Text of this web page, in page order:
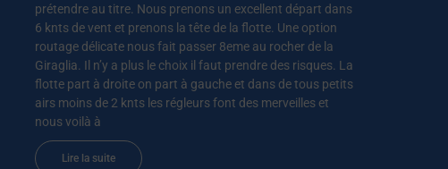
prétendre au titre. Nous prenons un excellent départ dans
6 knts de vent et prenons la tête de la flotte. Une option
routage délicate nous fait passer 8eme au rocher de la
Giraglia. Il n’y a plus le choix il faut prendre des risques. La
flotte part à droite on part à gauche et dans de tous petits
airs moins de 2 knts les régleurs font des merveilles et
nous voilà à
Lire la suite